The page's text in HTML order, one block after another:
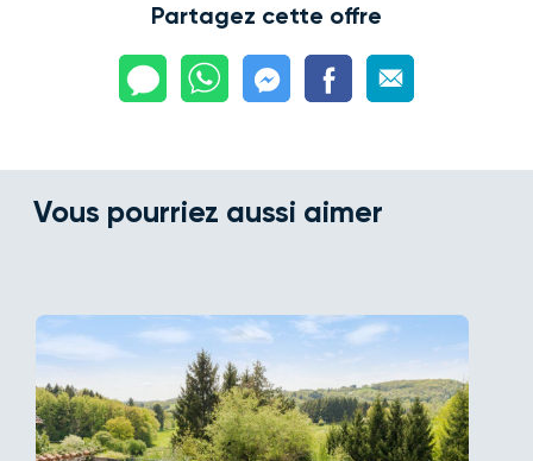
Partagez cette offre
Vous pourriez aussi aimer